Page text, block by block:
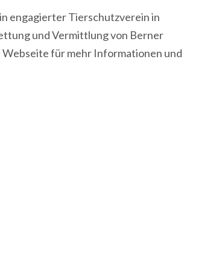
engagierter Tierschutzverein in
und Vermittlung von Berner
Webseite für mehr Informationen und